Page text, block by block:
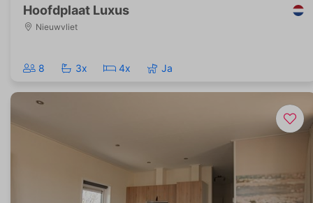
Hoofdplaat Luxus
Nieuwvliet
8 3x 4x Ja